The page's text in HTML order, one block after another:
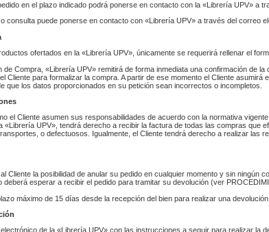
en el plazo indicado podrá ponerse en contacto con la «Librería UPV» a
consulta puede ponerse en contacto con «Librería UPV» a través del correo
ofertados en la «Librería UPV», únicamente se requerirá rellenar el
Compra, «Librería UPV» remitirá de forma inmediata una confirmación de
Cliente para formalizar la compra. A partir de ese momento el Cliente
que los datos proporcionados en su petición sean incorrectos o incompletos.
el Cliente asumen sus responsabilidades de acuerdo con la normativa
«Librería UPV», tendrá derecho a recibir la factura de todas las compras que
o defectuosos. Igualmente, el Cliente tendrá derecho a realizar las
Cliente la posibilidad de anular su pedido en cualquier momento y sin ningún
deberá esperar a recibir el pedido para tramitar su devolución (ver
máximo de 15 días desde la recepción del bien para realizar una devolución.
de la «Librería UPV» con las instrucciones a seguir para realizar